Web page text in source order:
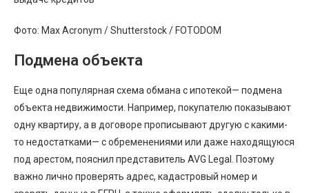
Фото: Max Acronym / Shutterstock / FOTODOM
Подмена объекта
Еще одна популярная схема обмана с ипотекой— подмена
объекта недвижимости. Например, покупателю показывают
одну квартиру, а в договоре прописывают другую с какими-
то недостатками— с обременениями или даже находящуюся
под арестом, пояснил представитель AVG Legal. Поэтому
важно лично проверять адрес, кадастровый номер и